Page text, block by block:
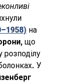
на
, що
розподілу
У